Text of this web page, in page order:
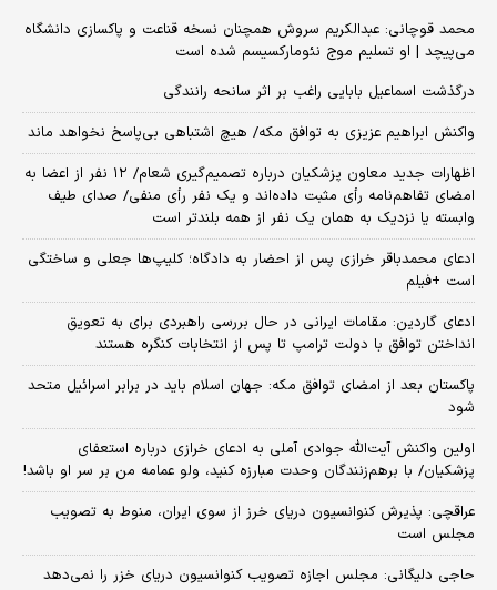
محمد قوچانی: عبدالکریم سروش همچنان نسخه قناعت و پاکسازی دانشگاه
می‌پیچد | او تسلیم موج نئومارکسیسم شده است
درگذشت اسماعیل بابایی راغب بر اثر سانحه رانندگی
واکنش ابراهیم عزیزی به توافق مکه/ هیچ اشتباهی بی‌پاسخ نخواهد ماند
اظهارات جدید معاون پزشکیان درباره تصمیم‌گیری شعام/ ۱۲ نفر از اعضا به
امضای تفاهم‌نامه رأی مثبت داده‌اند و یک نفر رأی منفی/ صدای طیف
وابسته یا نزدیک به همان یک نفر از همه بلندتر است
ادعای محمدباقر خرازی پس از احضار به دادگاه؛ کلیپ‌ها جعلی و ساختگی
است +فیلم
ادعای گاردین: مقامات ایرانی در حال بررسی راهبردی برای به تعویق
انداختن توافق با دولت ترامپ تا پس از انتخابات کنگره هستند
پاکستان بعد از امضای توافق مکه: جهان اسلام باید در برابر اسرائیل متحد
شود
اولین واکنش آیت‌الله جوادی آملی به ادعای خرازی درباره استعفای
پزشکیان/ با برهم‌زنندگان وحدت مبارزه کنید، ولو عمامه من بر سر او باشد!
عراقچی: پذیرش کنوانسیون دریای خرز از سوی ایران، منوط به تصویب
مجلس است
حاجی دلیگانی: مجلس اجازه تصویب کنوانسیون دریای خزر را نمی‌دهد